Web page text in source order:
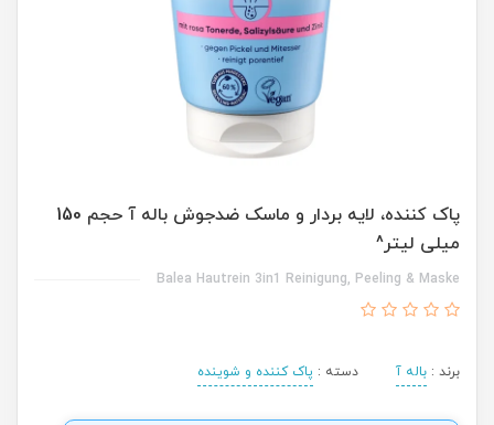
پاک کننده، لایه بردار و ماسک ضدجوش باله آ حجم 150
میلی لیتر^
Balea Hautrein 3in1 Reinigung, Peeling & Maske
برند : باله آ دسته : پاک کننده و شوینده